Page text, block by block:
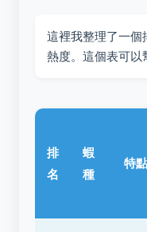
這裡我整理了一個
熱度。這個表可以
排
名
蝦
種
特點